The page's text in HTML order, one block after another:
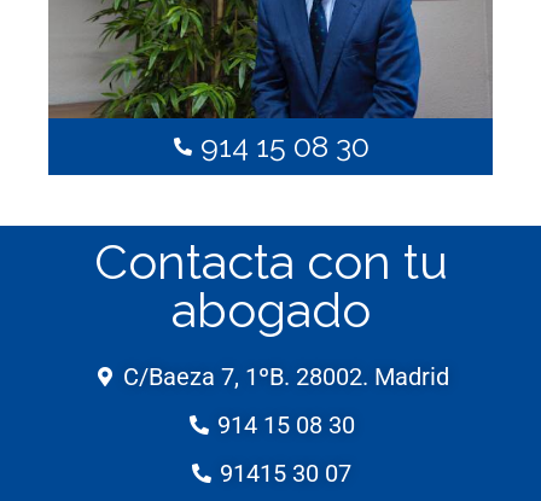
914 15 08 30
Contacta con tu
abogado
C/Baeza 7, 1ºB. 28002. Madrid
914 15 08 30
91415 30 07